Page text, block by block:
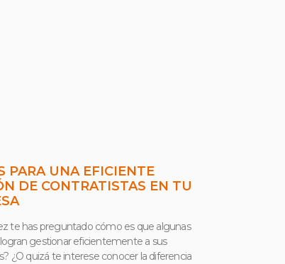
PARA UNA EFICIENTE
DE CONTRATISTAS EN TU
te has preguntado cómo es que algunas
gestionar eficientemente a sus
¿O quizá te interese conocer la diferencia